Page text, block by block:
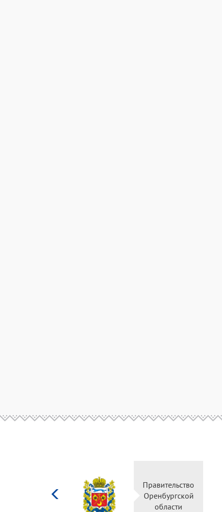
Правительство
Оренбургской
области